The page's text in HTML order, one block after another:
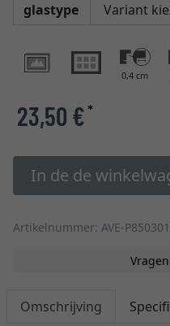
glastype
0,4 cm
23,50 €*
In de de
Artikelnummer: AVE-
Omschrijving